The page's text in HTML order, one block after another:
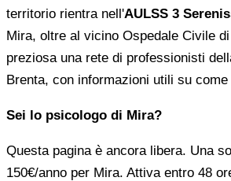
territorio rientra nell'AULSS 3
Mira, oltre al vicino Ospedale Civile
preziosa una rete di professionisti
Brenta, con informazioni utili su
Sei lo psicologo di Mira?
Questa pagina è ancora libera. Una
150€/anno per Mira. Attiva entro 48